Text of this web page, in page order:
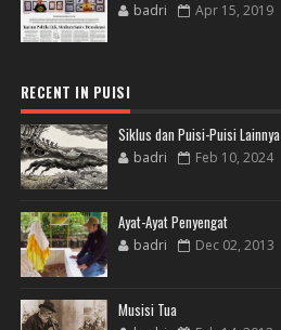
badri Apr 15, 2019
RECENT IN PUISI
Siklus dan Puisi-Puisi Lainnya
badri Feb 10, 2024
Ayat-Ayat Penyengat
badri Dec 02, 2013
Musisi Tua